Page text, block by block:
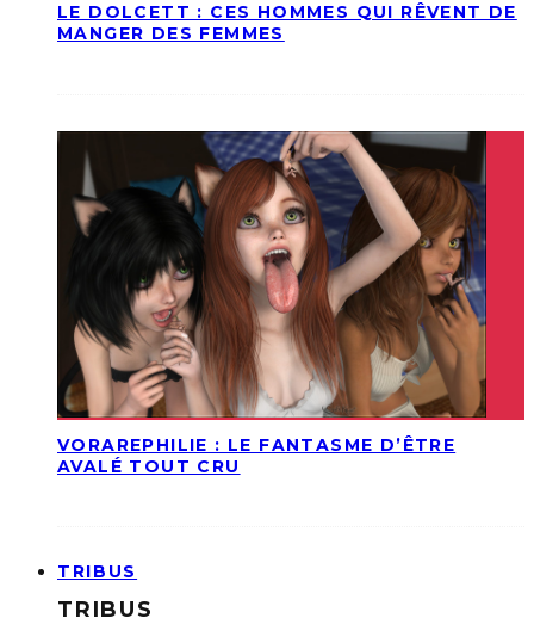
LE DOLCETT : CES HOMMES QUI RÊVENT DE
MANGER DES FEMMES
VORAREPHILIE : LE FANTASME D’ÊTRE
AVALÉ TOUT CRU
TRIBUS
TRIBUS